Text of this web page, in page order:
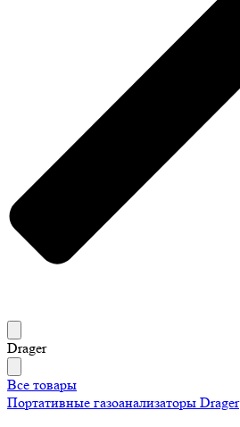
Drager
Все товары
Портативные газоанализаторы Drager